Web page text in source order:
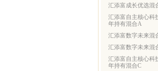
汇添富成长优选混
汇添富自主核心科
年持有混合A
汇添富数字未来混
汇添富数字未来混
汇添富自主核心科
年持有混合C